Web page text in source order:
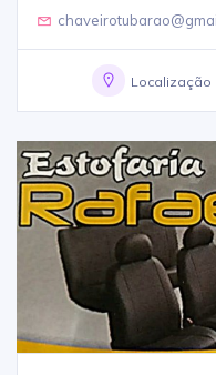
Localização